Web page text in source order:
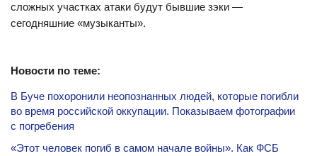
сложных участках атаки будут бывшие зэки —
сегодняшние «музыканты».
Новости по теме:
В Буче похоронили неопознанных людей, которые погибли
во время российской оккупации. Показываем фотографии
с погребения
«Этот человек погиб в самом начале войны». Как ФСБ